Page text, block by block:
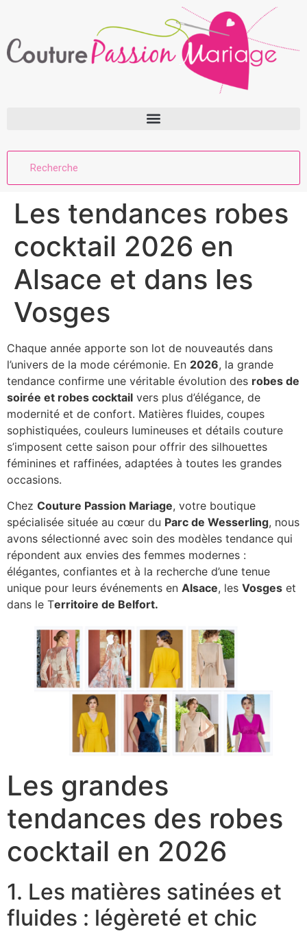
Les tendances robes
cocktail 2026 en
Alsace et dans les
Vosges
Chaque année apporte son lot de nouveautés dans
l’univers de la mode cérémonie. En 2026, la grande
tendance confirme une véritable évolution des robes de
soirée et robes cocktail vers plus d’élégance, de
modernité et de confort. Matières fluides, coupes
sophistiquées, couleurs lumineuses et détails couture
s’imposent cette saison pour offrir des silhouettes
féminines et raffinées, adaptées à toutes les grandes
occasions.
Chez Couture Passion Mariage, votre boutique
spécialisée située au cœur du Parc de Wesserling, nous
avons sélectionné avec soin des modèles tendance qui
répondent aux envies des femmes modernes :
élégantes, confiantes et à la recherche d’une tenue
unique pour leurs événements en Alsace, les Vosges et
dans le Territoire de Belfort.
Les grandes
tendances des robes
cocktail en 2026
1. Les matières satinées et
fluides : légèreté et chic